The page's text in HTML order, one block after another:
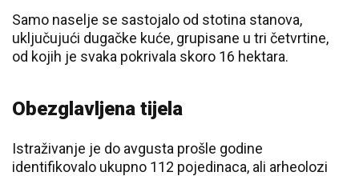
Samo naselje se sastojalo od stotina stanova,
uključujući dugačke kuće, grupisane u tri četvrtine,
od kojih je svaka pokrivala skoro 16 hektara.
Obezglavljena tijela
Istraživanje je do avgusta prošle godine
identifikovalo ukupno 112 pojedinaca, ali arheolozi